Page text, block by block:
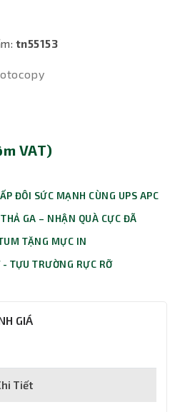
tn55153
VAT)
ĐÔI SỨC MẠNH CÙNG UPS APC
GA – NHẬN QUÀ CỰC ĐÃ
TẶNG MỰC IN
TỰU TRƯỜNG RỰC RỠ
GIÁ
Tiết